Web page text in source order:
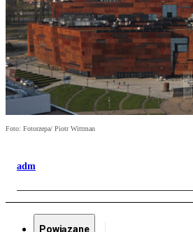
Foto: Fotorzepa/ Piotr Wittman
adm
Powiązane